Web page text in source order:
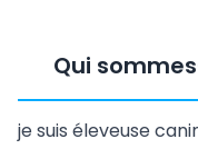
Qui
je suis éleveuse